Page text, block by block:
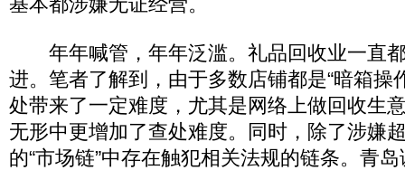
年年喊管，年年泛滥。礼品回收业一直
进。笔者了解到，由于多数店铺都是“暗箱操
处带来了一定难度，尤其是网络上做回收生
无形中更增加了查处难度。同时，除了涉嫌
的“市场链”中存在触犯相关法规的链条。青